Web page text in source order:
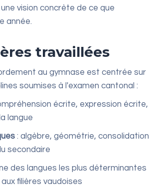
vision concrète de ce que
année.
travaillées
au gymnase est centrée sur
soumises à l'examen cantonal :
écrite, expression écrite,
langue
: algèbre, géométrie, consolidation
secondaire
des langues les plus déterminantes
filières vaudoises